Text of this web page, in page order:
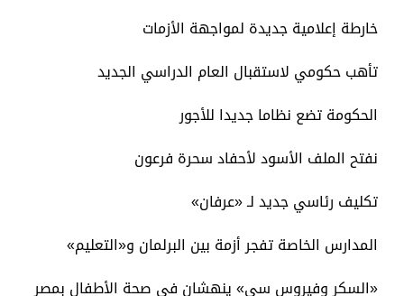
خارطة إعلامية جديدة لمواجهة الأزمات
تأهب حكومي لاستقبال العام الدراسي الجديد
الحكومة تضع نظاما جديدا للأجور
نفتح الملف الأسود لأحفاد سحرة فرعون
تكليف رئاسي جديد لـ «عرفان»
المدارس الخاصة تفجر أزمة بين البرلمان و«التعليم»
«السكر وفيروس سي» ينهشان في صحة الأطفال بمصر